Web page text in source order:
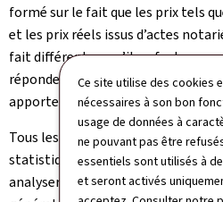
Ce site utilise des cookies
nécessaires à son bon
usage de données à
ne pouvant pas être
essentiels sont utilisés à
et seront activés
formé sur le fait que les prix tels
et les prix réels issus d’actes
fait différentes, qu’il ne faut pas
répondent pas aux mêmes
apporter un éclairage
Tous les participants ont souligné
statistique officielle basée sur des
analyser l’impact du marché du